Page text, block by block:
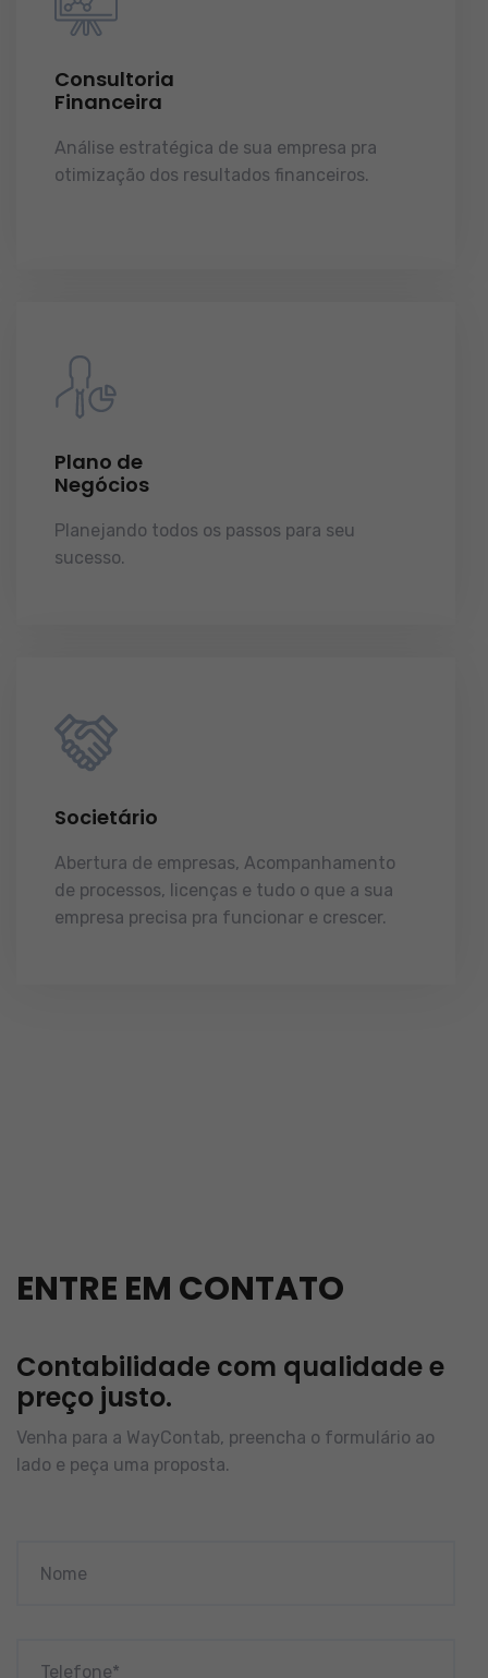
Consultoria
Financeira
Análise estratégica de sua empresa pra
otimização dos resultados financeiros.
Plano de
Negócios
Planejando todos os passos para seu
sucesso.
Societário
Abertura de empresas, Acompanhamento
de processos, licenças e tudo o que a sua
empresa precisa pra funcionar e crescer.
ENTRE EM CONTATO
Contabilidade com qualidade e
preço justo.
Venha para a WayContab, preencha o formulário ao
lado e peça uma proposta.